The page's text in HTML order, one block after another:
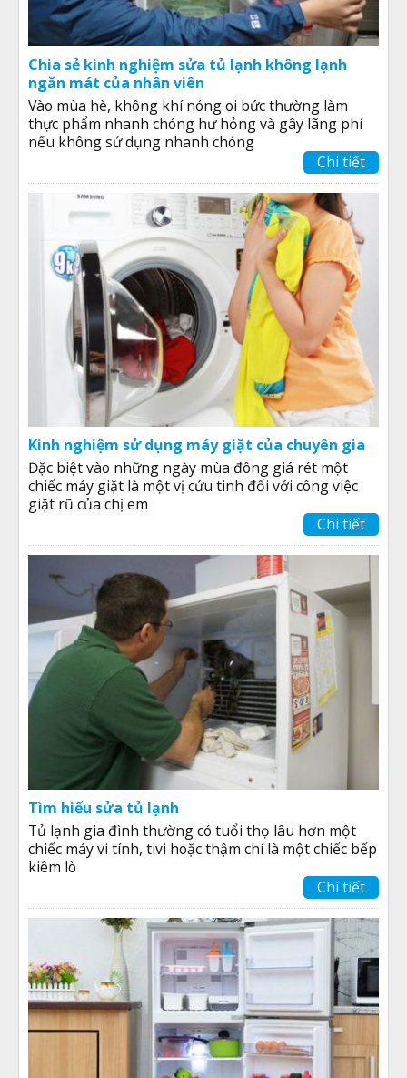
Chia sẻ kinh nghiệm sửa tủ lạnh không lạnh
ngăn mát của nhân viên
Vào mùa hè, không khí nóng oi bức thường làm
thực phẩm nhanh chóng hư hỏng và gây lãng phí
nếu không sử dụng nhanh chóng
Chi tiết
Kinh nghiệm sử dụng máy giặt của chuyên gia
Đặc biệt vào những ngày mùa đông giá rét một
chiếc máy giặt là một vị cứu tinh đối với công việc
giặt rũ của chị em
Chi tiết
Tìm hiểu sửa tủ lạnh
Tủ lạnh gia đình thường có tuổi thọ lâu hơn một
chiếc máy vi tính, tivi hoặc thậm chí là một chiếc bếp
kiêm lò
Chi tiết